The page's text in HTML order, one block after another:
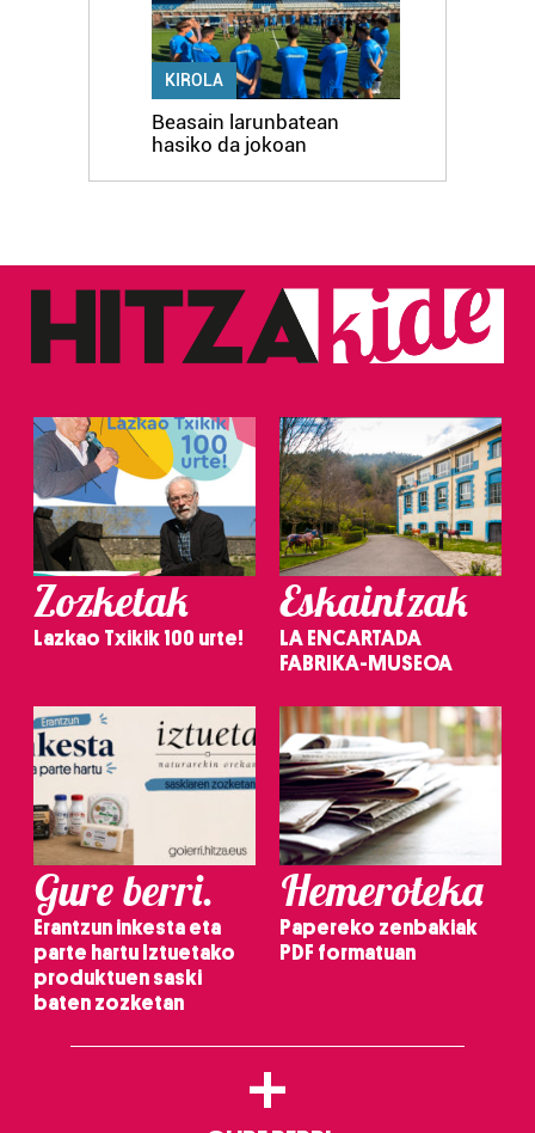
KIROLA
Beasain larunbatean
hasiko da jokoan
Zozketak
Lazkao Txikik 100 urte!
Eskaintzak
LA ENCARTADA
FABRIKA-MUSEOA
Gure berri.
Erantzun inkesta eta
parte hartu Iztuetako
produktuen saski
baten zozketan
Hemeroteka
Papereko zenbakiak
PDF formatuan
+